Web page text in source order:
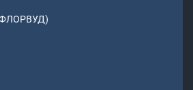
(ФЛОРВУД)